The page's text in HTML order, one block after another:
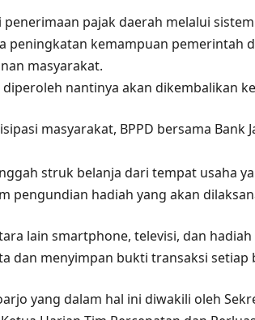
pajak daerah melalui
peningkatan kemampuan pemerintah
masyarakat.
nantinya akan dikembalikan
masyarakat, BPPD bersama Bank
struk belanja dari tempat usaha
pengundian hadiah yang akan
lain smartphone, televisi, dan
dan menyimpan bukti transaksi
yang dalam hal ini diwakili oleh